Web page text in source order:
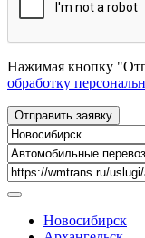
Нажимая кнопку
обработку
Новосибирск